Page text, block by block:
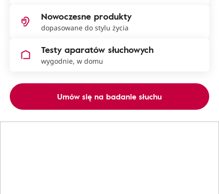
Nowoczesne produkty
dopasowane do stylu życia
Testy aparatów słuchowych
wygodnie, w domu
Umów się na badanie słuchu